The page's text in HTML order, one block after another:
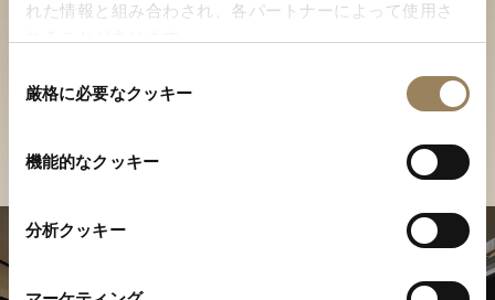
れた情報と組み合わされ、各パートナーによって使用さ
厳格に必要なクッキー
機能的なクッキー
分析クッキー
ブティックでコレクションを
ご覧ください